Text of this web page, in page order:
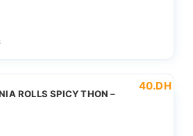
ROLLS SPICY THON –
40.DH